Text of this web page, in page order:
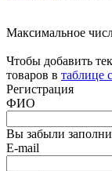
Максимальное
Чтобы добавить
товаров в таблице
Регистрация
ФИО
Вы забыли
E-mail